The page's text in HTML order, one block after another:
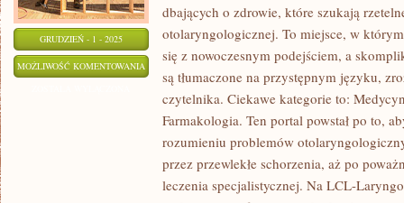
GRUDZIEŃ - 1 - 2025
MOŻLIWOŚĆ KOMENTOWANIA ENDOKRYNOLOGIA
TOKSYKOLOGIA
dbających o zdrowie, które szukają
otolaryngologicznej. To miejsce, w
się z nowoczesnym podejściem, a
są tłumaczone na przystępnym języku,
czytelnika. Ciekawe kategorie to:
Farmakologia. Ten portal powstał po to,
rozumieniu problemów
przez przewlekłe schorzenia, aż po
leczenia specjalistycznej. Na LCL-